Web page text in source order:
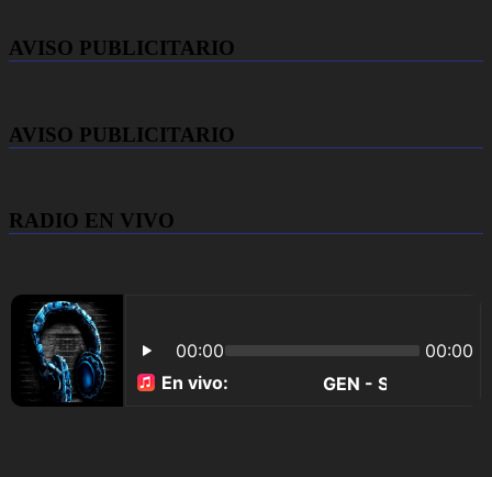
AVISO PUBLICITARIO
AVISO PUBLICITARIO
RADIO EN VIVO